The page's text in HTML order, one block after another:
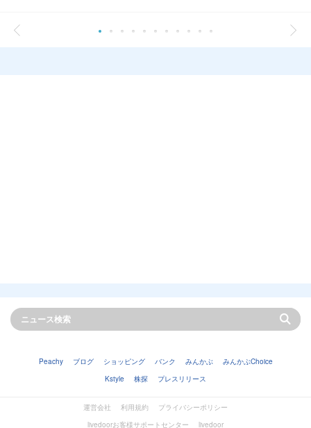
Peachy ブログ ショッピング バンク みんかぶ
みんかぶChoice
Kstyle
株探 プレスリリース
運営会社 利用規約
プライバシーポリシー
livedoorお客様サポートセンター
livedoor